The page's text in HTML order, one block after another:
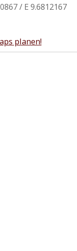
/ E9.6812167
planen!